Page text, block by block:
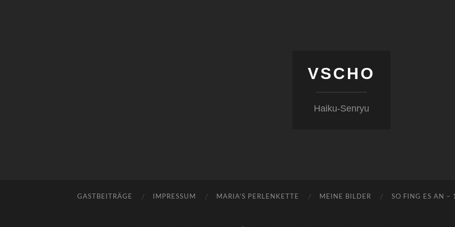
VSCHO
Haiku-Senryu
GASTBEITRÄGE IMPRESSUM MARIA’S PERLENKETTE MEINE BILDER SO FING ES AN –